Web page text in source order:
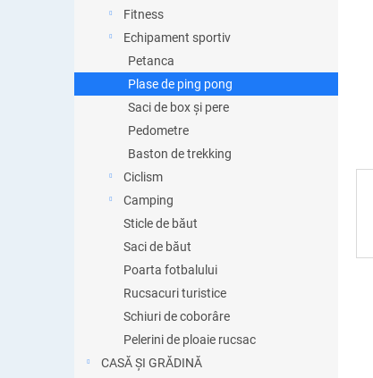
Fitness
Echipament sportiv
Petanca
Plase de ping pong
Saci de box și pere
Pedometre
Baston de trekking
Ciclism
Camping
Sticle de băut
Saci de băut
Poarta fotbalului
Rucsacuri turistice
Schiuri de coborâre
Pelerini de ploaie rucsac
CASĂ ȘI GRĂDINĂ